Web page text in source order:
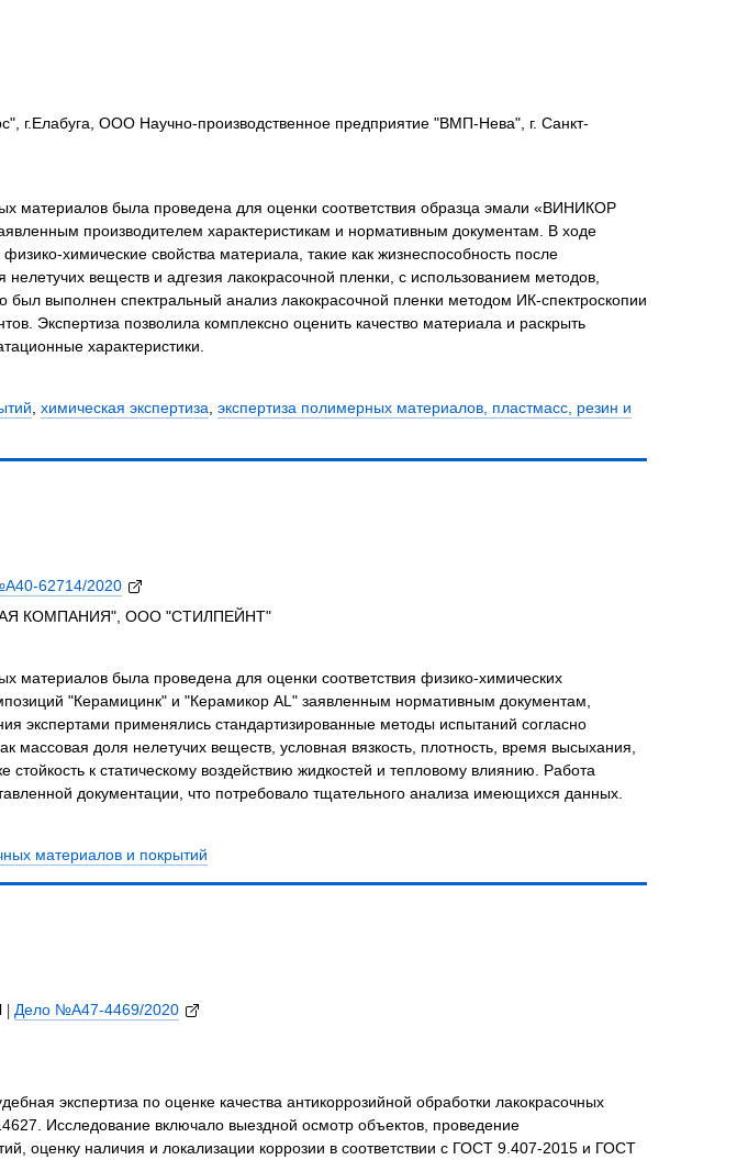
г.Елабуга, ООО Научно-производственное предприятие "ВМП-Нева", г. Санкт-
материалов была проведена для оценки соответствия образца эмали «ВИНИКОР
производителем характеристикам и нормативным документам. В ходе
химические свойства материала, такие как жизнеспособность после
веществ и адгезия лакокрасочной пленки, с использованием методов,
выполнен спектральный анализ лакокрасочной пленки методом ИК-спектроскопии
Экспертиза позволила комплексно оценить качество материала и раскрыть
характеристики.
, химическая экспертиза, экспертиза полимерных материалов, пластмасс, резин и
62714/2020
КОМПАНИЯ", ООО "СТИЛПЕЙНТ"
материалов была проведена для оценки соответствия физико-химических
"Керамицинк" и "Керамикор AL" заявленным нормативным документам,
экспертами применялись стандартизированные методы испытаний согласно
массовая доля нелетучих веществ, условная вязкость, плотность, время высыхания,
стойкость к статическому воздействию жидкостей и тепловому влиянию. Работа
документации, что потребовало тщательного анализа имеющихся данных.
материалов и покрытий
| Дело №А47-4469/2020
экспертиза по оценке качества антикоррозийной обработки лакокрасочных
Исследование включало выездной осмотр объектов, проведение
оценку наличия и локализации коррозии в соответствии с ГОСТ 9.407-2015 и ГОСТ